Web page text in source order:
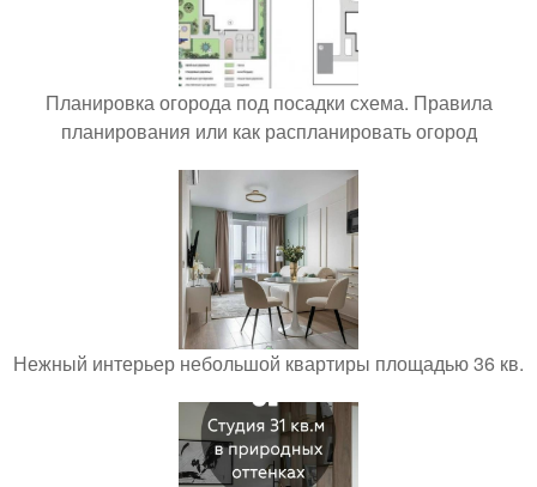
Планировка огорода под посадки схема. Правила
планирования или как распланировать огород
Нежный интерьер небольшой квартиры площадью 36 кв.